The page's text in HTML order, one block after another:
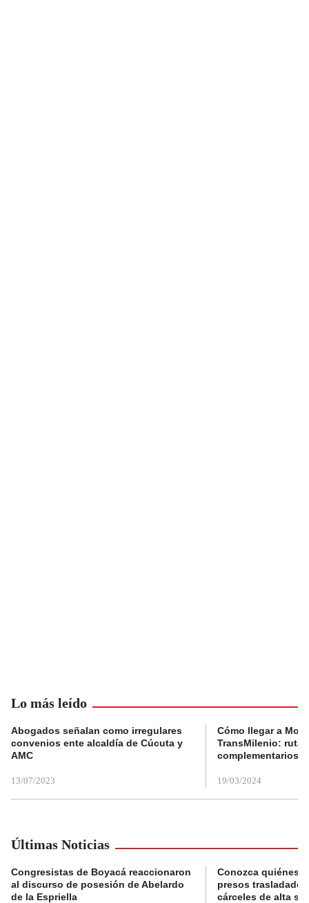
Lo más leído
Abogados señalan como irregulares
convenios ente alcaldía de Cúcuta y
AMC
13/07/2023
Cómo llegar a
TransMilenio:
complementarios
19/03/2024
Últimas Noticias
Congresistas de Boyacá reaccionaron
al discurso de posesión de Abelardo
de la Espriella
Conozca quiénes
presos
cárceles de alta